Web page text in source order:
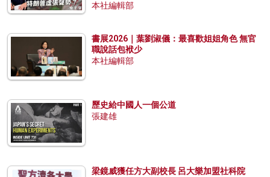
本社編輯部
書展2026｜葉劉淑儀：最喜歡姐姐角色 無官
職說話包袱少
本社編輯部
歷史給中國人一個公道
張建雄
梁鏡威獲任方大副校長 呂大樂加盟社科院